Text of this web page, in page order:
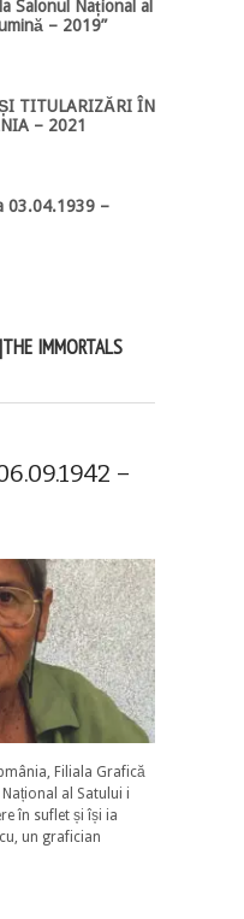
Salonul Național al
– 2019”
TITULARIZĂRI ÎN
– 2021
03.04.1939 –
IMMORTALS
–
Filiala Grafică
al Satului i
în suflet și își ia
un grafician